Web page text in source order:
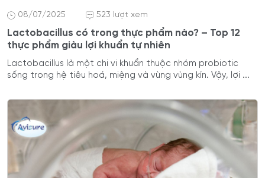
08/07/2025 523 lượt xem
Lactobacillus có trong thực phẩm nào? – Top 12
thực phẩm giàu lợi khuẩn tự nhiên
Lactobacillus là một chi vi khuẩn thuộc nhóm probiotic
sống trong hệ tiêu hoá, miệng và vùng vùng kín. Vậy, lợi ...